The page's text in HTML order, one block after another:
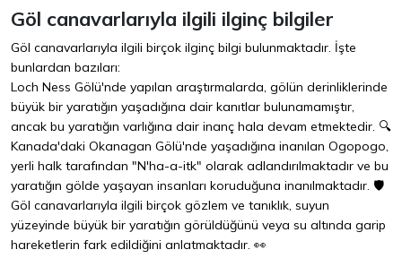
Göl canavarlarıyla ilgili ilginç bilgiler
Göl canavarlarıyla ilgili birçok ilginç bilgi bulunmaktadır. İşte
bunlardan bazıları:
Loch Ness Gölü'nde yapılan araştırmalarda, gölün derinliklerinde
büyük bir yaratığın yaşadığına dair kanıtlar bulunamamıştır,
ancak bu yaratığın varlığına dair inanç hala devam etmektedir. 🔍
Kanada'daki Okanagan Gölü'nde yaşadığına inanılan Ogopogo,
yerli halk tarafından "N'ha-a-itk" olarak adlandırılmaktadır ve bu
yaratığın gölde yaşayan insanları koruduğuna inanılmaktadır. 🛡️
Göl canavarlarıyla ilgili birçok gözlem ve tanıklık, suyun
yüzeyinde büyük bir yaratığın görüldüğünü veya su altında garip
hareketlerin fark edildiğini anlatmaktadır. 👀